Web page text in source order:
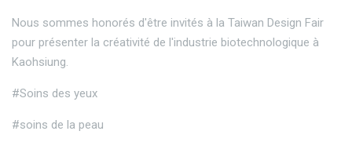
Nous sommes honorés d'être invités à la Taiwan Design Fair
pour présenter la créativité de l'industrie biotechnologique à
Kaohsiung.
#Soins des yeux
#soins de la peau